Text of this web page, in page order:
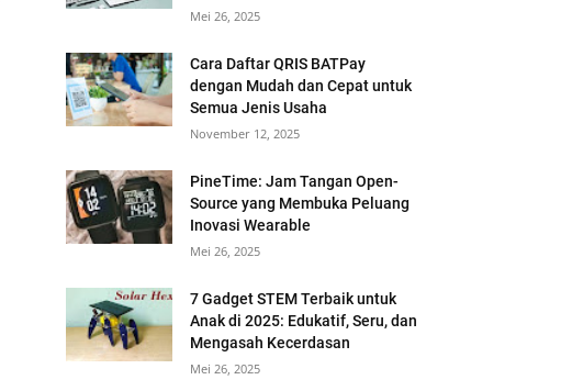
Mei 26, 2025
Cara Daftar QRIS BATPay
dengan Mudah dan Cepat untuk
Semua Jenis Usaha
November 12, 2025
PineTime: Jam Tangan Open-
Source yang Membuka Peluang
Inovasi Wearable
Mei 26, 2025
7 Gadget STEM Terbaik untuk
Anak di 2025: Edukatif, Seru, dan
Mengasah Kecerdasan
Mei 26, 2025